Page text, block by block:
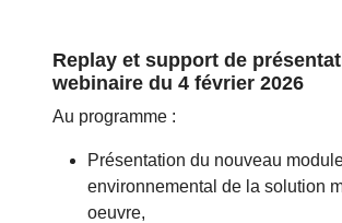
Replay et support de
webinaire du 4 février 2026
Au programme :
Présentation du nouveau
environnemental de la solution
oeuvre,